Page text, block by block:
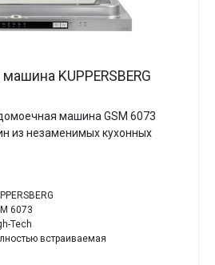
KUPPERSBERG
машина GSM 6073
из незаменимых кухонных
6073
Tech
встраиваемая